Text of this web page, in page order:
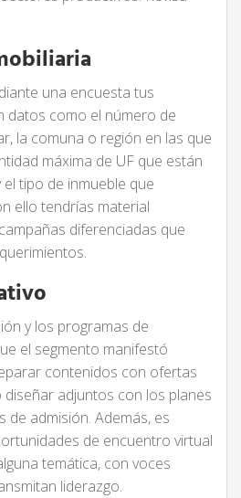
una encuesta tus
datos como el número de
la comuna o región en las que
máxima de UF que están
tipo de inmueble que
ello tendrías material
diferenciadas que
y los programas de
el segmento manifestó
contenidos con ofertas
diseñar adjuntos con los planes
de admisión. Además, es
de encuentro virtual
temática, con voces
liderazgo.